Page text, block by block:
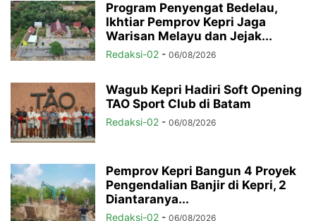
Program Penyengat Bedelau,
Ikhtiar Pemprov Kepri Jaga
Warisan Melayu dan Jejak...
Redaksi-02 - 06/08/2026
Wagub Kepri Hadiri Soft Opening
TAO Sport Club di Batam
Redaksi-02 - 06/08/2026
Pemprov Kepri Bangun 4 Proyek
Pengendalian Banjir di Kepri, 2
Diantaranya...
Redaksi-02 - 06/08/2026